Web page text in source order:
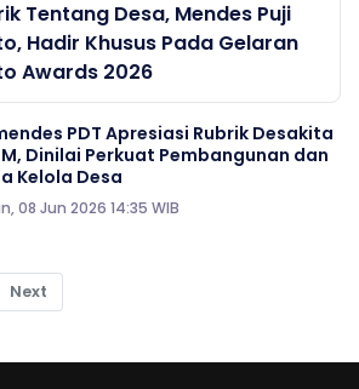
Tentang Desa, Mendes Puji
Hadir Khusus Pada Gelaran
Awards 2026
PDT Apresiasi Rubrik Desakita
Dinilai Perkuat Pembangunan dan
Kelola Desa
08 Jun 2026 14:35 WIB
Next